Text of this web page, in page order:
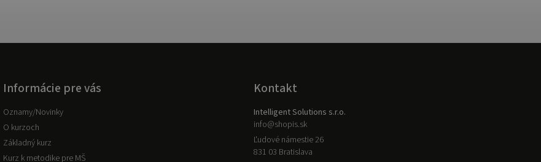
Informácie pre vás
Oznamy/Novinky
O kurzoch
Základný kurz
Kurz k metodike pre MŠ
Kontakt
Intelligent Solutions s.r.o.
info@shopis.sk
Ľudové námestie 26
831 03 Bratislava